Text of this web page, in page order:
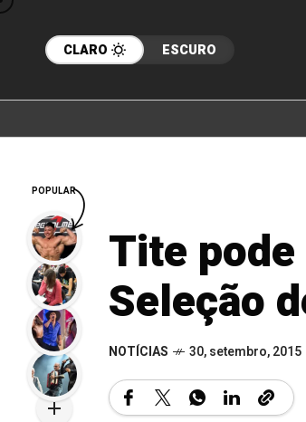
CLARO ESCURO
Tite
Seleção
NOTÍCIAS 30, setembro, 2015
POPULAR